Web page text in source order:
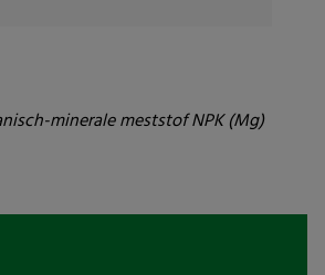
minerale meststof NPK (Mg)